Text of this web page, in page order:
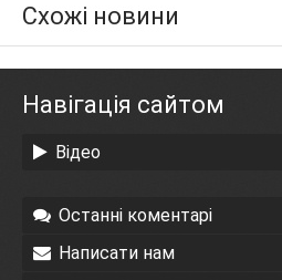
Схожі новини
Навігація сайтом
Відео
Останні коментарі
Написати нам